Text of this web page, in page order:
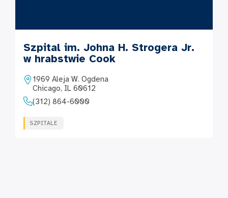
Szpital im. Johna H. Strogera Jr.
w hrabstwie Cook
1969 Aleja W. Ogdena
Chicago, IL 60612
(312) 864-6000
SZPITALE